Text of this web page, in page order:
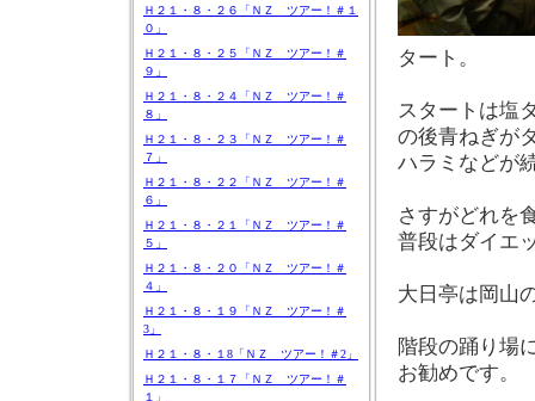
Ｈ２１・８・２６「ＮＺ ツアー！＃１
０」
Ｈ２１・８・２５「ＮＺ ツアー！＃
９」
Ｈ２１・８・２４「ＮＺ ツアー！＃
８」
Ｈ２１・８・２３「ＮＺ ツアー！＃
７」
Ｈ２１・８・２２「ＮＺ ツアー！＃
６」
Ｈ２１・８・２１「ＮＺ ツアー！＃
５」
Ｈ２１・８・２０「ＮＺ ツアー！＃
４」
Ｈ２１・８・１９「ＮＺ ツアー！＃
3」
Ｈ２１・８・１8「ＮＺ ツアー！＃2」
Ｈ２１・８・１７「ＮＺ ツアー！＃
１」
タート。
スタートは塩
の後青ねぎが
ハラミなどが
さすがどれを
普段はダイエ
大日亭は岡山
階段の踊り場
お勧めです。